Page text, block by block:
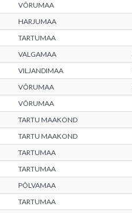
VÕRUMAA
HARJUMAA
TARTUMAA
VALGAMAA
VILJANDIMAA
VÕRUMAA
VÕRUMAA
TARTU MAAKOND
TARTU MAAKOND
TARTUMAA
TARTUMAA
PÕLVAMAA
TARTUMAA